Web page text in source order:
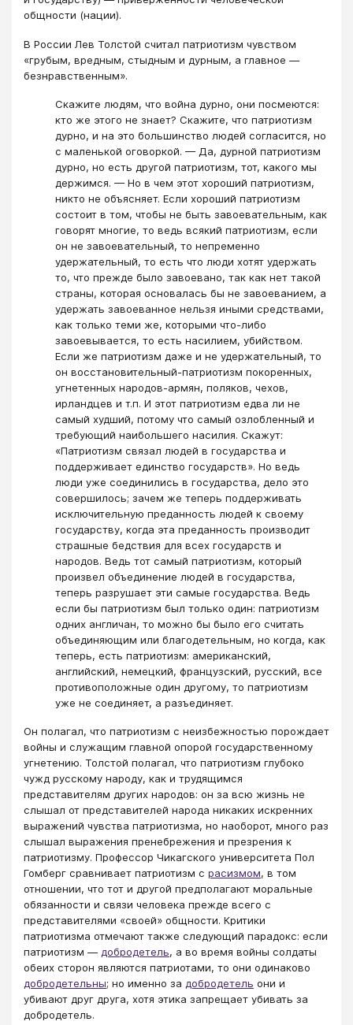
общности (нации).
В России Лев Толстой считал патриотизм чувством
«грубым, вредным, стыдным и дурным, а главное —
безнравственным».
Скажите людям, что война дурно, они посмеются:
кто же этого не знает? Скажите, что патриотизм
дурно, и на это большинство людей согласится, но
с маленькой оговоркой. — Да, дурной патриотизм
дурно, но есть другой патриотизм, тот, какого мы
держимся. — Но в чем этот хороший патриотизм,
никто не объясняет. Если хороший патриотизм
состоит в том, чтобы не быть завоевательным, как
говорят многие, то ведь всякий патриотизм, если
он не завоевательный, то непременно
удержательный, то есть что люди хотят удержать
то, что прежде было завоевано, так как нет такой
страны, которая основалась бы не завоеванием, а
удержать завоеванное нельзя иными средствами,
как только теми же, которыми что-либо
завоевывается, то есть насилием, убийством.
Если же патриотизм даже и не удержательный, то
он восстановительный-патриотизм покоренных,
угнетенных народов-армян, поляков, чехов,
ирландцев и т.п. И этот патриотизм едва ли не
самый худший, потому что самый озлобленный и
требующий наибольшего насилия. Скажут:
«Патриотизм связал людей в государства и
поддерживает единство государств». Но ведь
люди уже соединились в государства, дело это
совершилось; зачем же теперь поддерживать
исключительную преданность людей к своему
государству, когда эта преданность производит
страшные бедствия для всех государств и
народов. Ведь тот самый патриотизм, который
произвел объединение людей в государства,
теперь разрушает эти самые государства. Ведь
если бы патриотизм был только один: патриотизм
одних англичан, то можно бы было его считать
объединяющим или благодетельным, но когда, как
теперь, есть патриотизм: американский,
английский, немецкий, французский, русский, все
противоположные один другому, то патриотизм
уже не соединяет, а разъединяет.
Он полагал, что патриотизм с неизбежностью порождает
войны и служащим главной опорой государственному
угнетению. Толстой полагал, что патриотизм глубоко
чужд русскому народу, как и трудящимся
представителям других народов: он за всю жизнь не
слышал от представителей народа никаких искренних
выражений чувства патриотизма, но наоборот, много раз
слышал выражения пренебрежения и презрения к
патриотизму. Профессор Чикагского университета Пол
Гомберг сравнивает патриотизм с расизмом, в том
отношении, что тот и другой предполагают моральные
обязанности и связи человека прежде всего с
представителями «своей» общности. Критики
патриотизма отмечают также следующий парадокс: если
патриотизм —добродетель, а во время войны солдаты
обеих сторон являются патриотами, то они одинаково
добродетельны; но именно за добродетель они и
убивают друг друга, хотя этика запрещает убивать за
добродетель.